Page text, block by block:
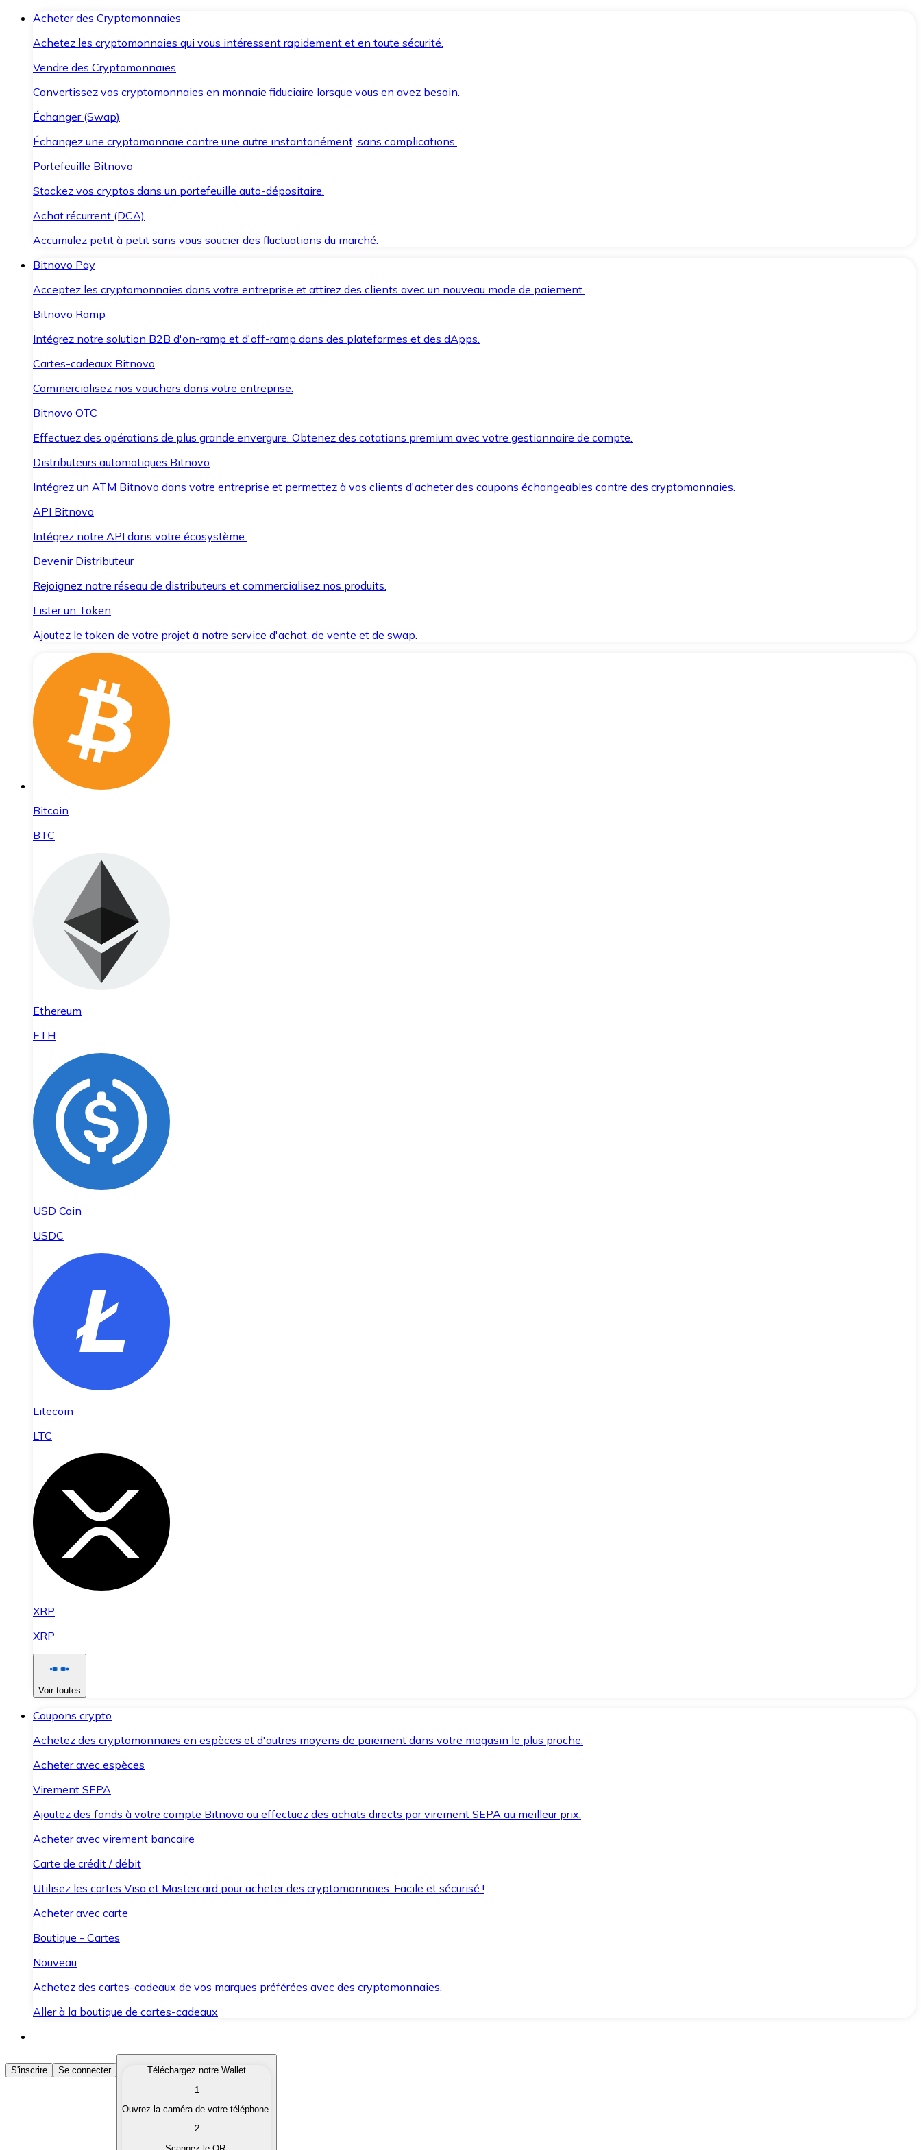
Acheter des Cryptomonnaies
Achetez les cryptomonnaies qui vous intéressent rapidement et en toute sécurité.
Vendre des Cryptomonnaies
Convertissez vos cryptomonnaies en monnaie fiduciaire lorsque vous en avez besoin.
Échanger (Swap)
Échangez une cryptomonnaie contre une autre instantanément, sans complications.
Portefeuille Bitnovo
Stockez vos cryptos dans un portefeuille auto-dépositaire.
Achat récurrent (DCA)
Accumulez petit à petit sans vous soucier des fluctuations du marché.
Bitnovo Pay
Acceptez les cryptomonnaies dans votre entreprise et attirez des clients avec un nouveau mode de paiement.
Bitnovo Ramp
Intégrez notre solution B2B d'on-ramp et d'off-ramp dans des plateformes et des dApps.
Cartes-cadeaux Bitnovo
Commercialisez nos vouchers dans votre entreprise.
Bitnovo OTC
Effectuez des opérations de plus grande envergure. Obtenez des cotations premium avec votre gestionnaire de compte.
Distributeurs automatiques Bitnovo
Intégrez un ATM Bitnovo dans votre entreprise et permettez à vos clients d'acheter des coupons échangeables contre des cryptomonnaies.
API Bitnovo
Intégrez notre API dans votre écosystème.
Devenir Distributeur
Rejoignez notre réseau de distributeurs et commercialisez nos produits.
Lister un Token
Ajoutez le token de votre projet à notre service d'achat, de vente et de swap.
Bitcoin
BTC
Ethereum
ETH
USD Coin
USDC
Litecoin
LTC
XRP
XRP
Voir toutes
Coupons crypto
Achetez des cryptomonnaies en espèces et d'autres moyens de paiement dans votre magasin le plus proche.
Acheter avec espèces
Virement SEPA
Ajoutez des fonds à votre compte Bitnovo ou effectuez des achats directs par virement SEPA au meilleur prix.
Acheter avec virement bancaire
Carte de crédit / débit
Utilisez les cartes Visa et Mastercard pour acheter des cryptomonnaies. Facile et sécurisé !
Acheter avec carte
Boutique - Cartes
Nouveau
Achetez des cartes-cadeaux de vos marques préférées avec des cryptomonnaies.
Aller à la boutique de cartes-cadeaux
Acheter des Cryptomonnaies
Achetez les cryptomonnaies qui vous intéressent rapidement et en toute sécurité.
Convertissez vos cryptomonnaies en monnaie fiduciaire lorsque vous en avez besoin.
S'inscrire Se connecter
Téléchargez notre Wallet
1
Ouvrez la caméra de votre téléphone.
2